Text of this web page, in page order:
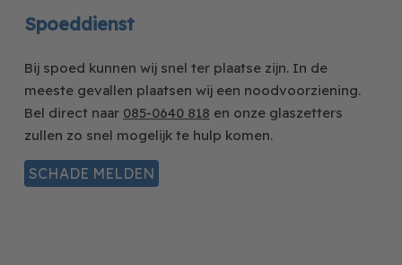
Spoeddienst
Bij spoed kunnen wij snel ter plaatse zijn. In de
meeste gevallen plaatsen wij een noodvoorziening.
Bel direct naar 085-0640 818 en onze glaszetters
zullen zo snel mogelijk te hulp komen.
SCHADE MELDEN